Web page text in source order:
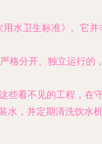
水卫生标准》。它并
格分开、独立运行的
些看不见的工程，在
水，并定期清洗饮水